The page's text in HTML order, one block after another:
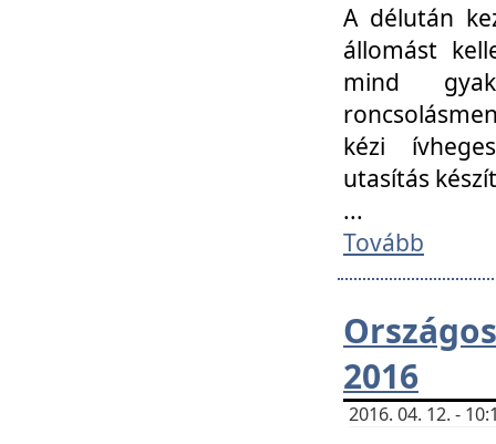
A délután
állomást
mind
kézi
utasítás
...
Tovább
2016
2016. 04. 12. -